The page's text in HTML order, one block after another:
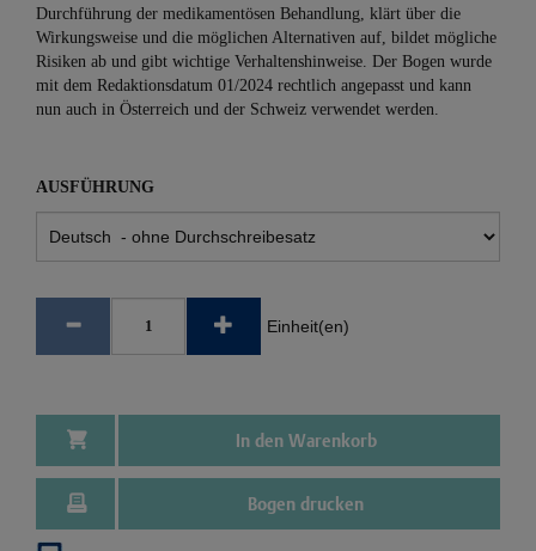
Durchführung der medikamentösen Behandlung, klärt über die
Wirkungsweise und die möglichen Alternativen auf, bildet mögliche
Risiken ab und gibt wichtige Verhaltenshinweise. Der Bogen wurde
mit dem Redaktionsdatum 01/2024 rechtlich angepasst und kann
nun auch in Österreich und der Schweiz verwendet werden.
AUSFÜHRUNG
Einheit(en)
In den Warenkorb
Bogen drucken